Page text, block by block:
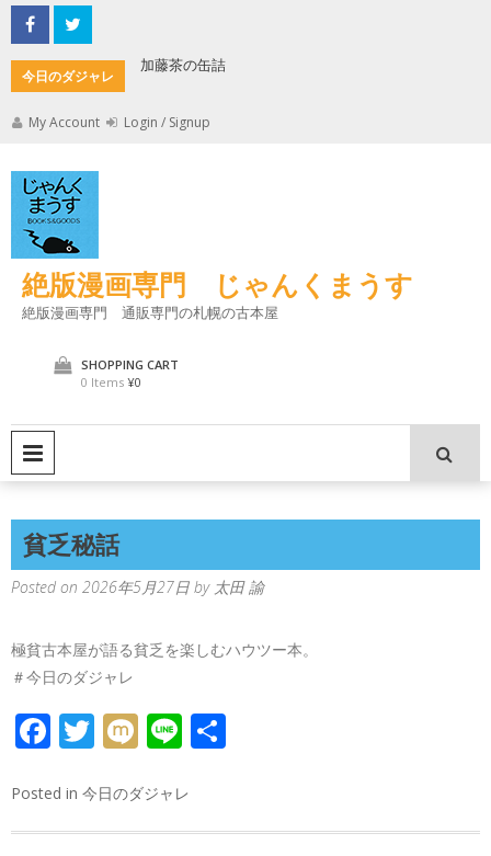
Skip
to
content
今日のダジャレ
加藤茶の缶詰
My Account Login / Signup
絶版漫画専門 じゃんくまうす
絶版漫画専門 通販専門の札幌の古本屋
SHOPPING CART
0 Items ¥0
貧乏秘話
Posted on 2026年5月27日 by 太田 諭
極貧古本屋が語る貧乏を楽しむハウツー本。
＃今日のダジャレ
FACEBOOK
TWITTER
MIXILINE
Posted in 今日のダジャレ